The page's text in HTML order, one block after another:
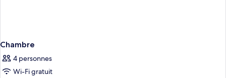
Chambre
4 personnes
Wi-Fi gratuit